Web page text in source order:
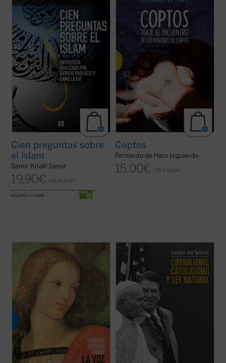
terroristas, revueltas ciudadanas--
relacionados con la religión islámica que
han afectado de lleno a nuestras vidas.
Esto ...
(ver ficha)
Cien preguntas sobre
el islam
Samir Khalil Samir
19,90€ IVA incluido
disponible en ebook:
Fernando de Haro nos acerca a la
actualidad y la historia de estos cristianos
de Oriente Próximo que, a pesar de la
persecución, persisten en su rechazo de la
Coptos
Fernando de Haro Izquierdo
15,00€ IVA incluido
Asistimos actualmente, dentro del ámbito
de la teología moral católica, a una
contraposición frecuente entre una moral
moral «pasiva», en la que priman la
El modelo político liberal ---caracterizado
por el gobierno limitado, los derechos
humanos y el libre mercado--- permitió a
Occidente construir a partir de 1800 las
sociedades más habitables de la historia. El
cristianismo jugó un papel ...(ver ficha)